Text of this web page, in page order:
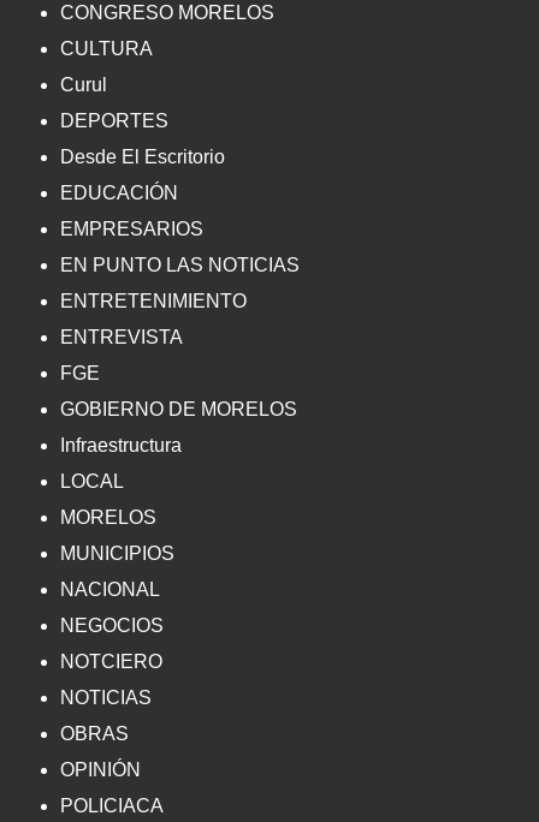
CONGRESO MORELOS
CULTURA
Curul
DEPORTES
Desde El Escritorio
EDUCACIÓN
EMPRESARIOS
EN PUNTO LAS NOTICIAS
ENTRETENIMIENTO
ENTREVISTA
FGE
GOBIERNO DE MORELOS
Infraestructura
LOCAL
MORELOS
MUNICIPIOS
NACIONAL
NEGOCIOS
NOTCIERO
NOTICIAS
OBRAS
OPINIÓN
POLICIACA